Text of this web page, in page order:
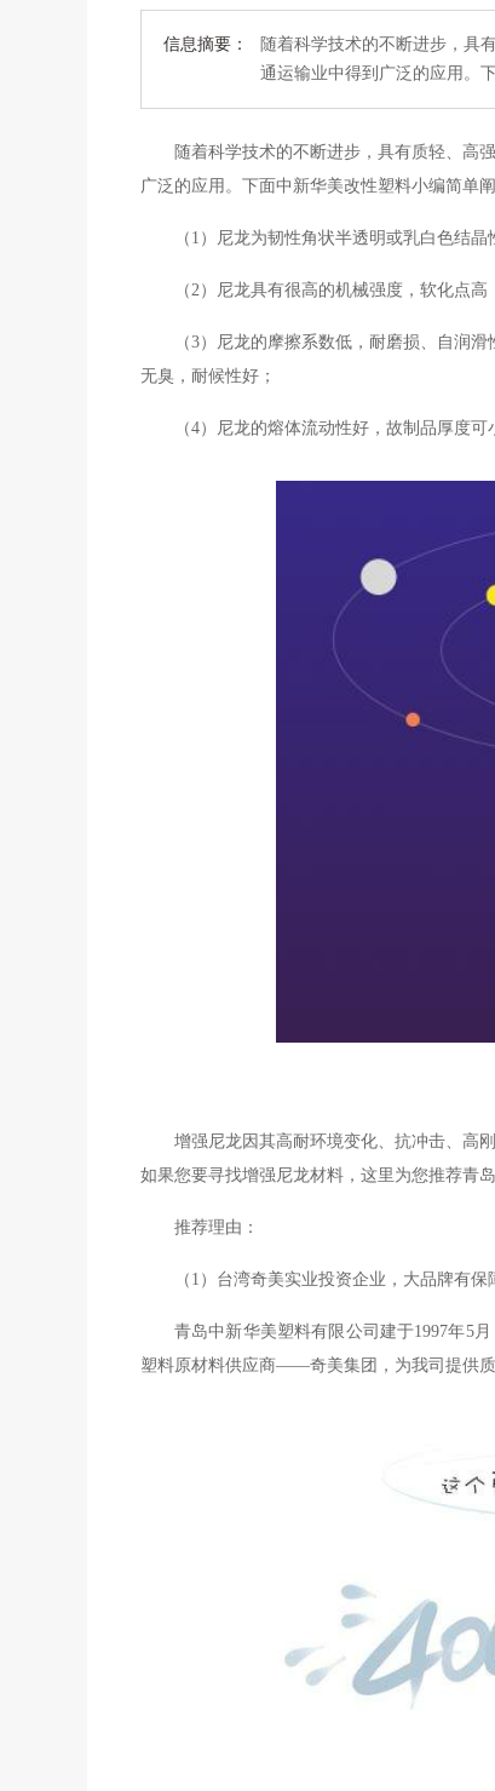
信息摘要：
随着科学技术的不断进步，具
通运输业中得到广泛的应用。
随着科学技术的不断进步，具有质轻、高
广泛的应用。下面中新华美改性塑料小编简单
（1）尼龙为韧性角状半透明或乳白色结
（2）尼龙具有很高的机械强度，软化点高
（3）尼龙的摩擦系数低，耐磨损、自润
无臭，耐候性好；
（4）尼龙的熔体流动性好，故制品厚度可
增强尼龙因其高耐环境变化、抗冲击、高
如果您要寻找增强尼龙材料，这里为您推荐青
推荐理由：
（ 1）台湾奇美实业投资企业，大品牌有保
青岛中新华美塑料有限公司建于1997年5
塑料原材料供应商——奇美集团，为我司提供质